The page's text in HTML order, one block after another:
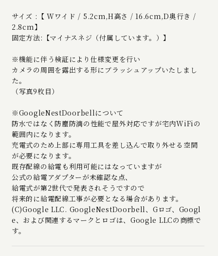
サイズ :【 Wワイド / 5.2cm,H高さ / 16.6cm,D奥行き /
2.8cm】
固定方法:【マイナスネジ（付属しています。）】
※機能に伴う検証により仕様変更を行い
カメラの周囲を露出する形にブラッシュアップいたしまし
た。
（写真9枚目）
※GoogleNestDoorbellについて
防水ではなく防塵防滴の性能で屋外対応ですが宅内WiFiの
範囲内になります。
充電式のため上部に専用工具を差し込んで取り外せる空間
が必要になります。
既存配線の給電も利用可能にはなっていますが
公式の給電アダプターが未確認な点、
給電式が第2世代で発表されそうですので
将来的に給電配線工事が必要となる場合があります。
(C)Google LLC. GoogleNestDoorbell、Gロゴ、Googl
e、および関連するマークとロゴは、Google LLCの商標で
す。